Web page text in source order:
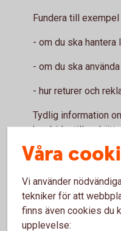
Fundera till exempel
- om du ska
- om du ska
- hur returer och
Tydlig information
kan bidra till en
Ha koll på
E-handel omfattas
känna till. Till
information till
Det kan också vara
Våra
Vi använder
tekniker för att
finns även cookies du
upplevelse: